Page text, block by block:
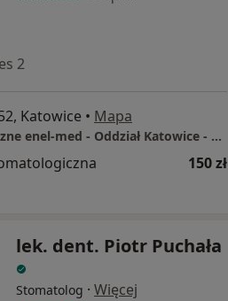
2
Katowice • Mapa
Centrum Medyczne enel-med - Oddział Katowice - Chorzowska
150 zł
lek. dent. Piotr Puchała
Stomatolog · Więcej